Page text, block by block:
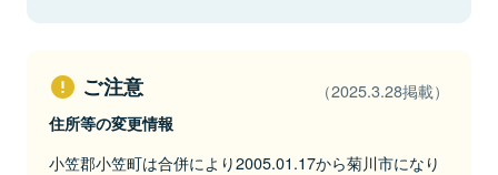
ご注意 （2025.3.28掲載）
住所等の変更情報
小笠郡小笠町は合併により2005.01.17から菊川市になり